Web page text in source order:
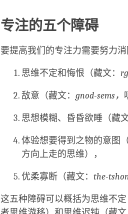
专注的五个障碍
要提高我们的专注力需要努力消
思维不定和悔恨（藏文：
敌意（藏文： gnod-sems，
思想模糊、昏昏欲睡（藏文
体验想要得到之物的意图
方向上走的思维），
优柔寡断（藏文： the-
这五种障碍可以概括为思维不定